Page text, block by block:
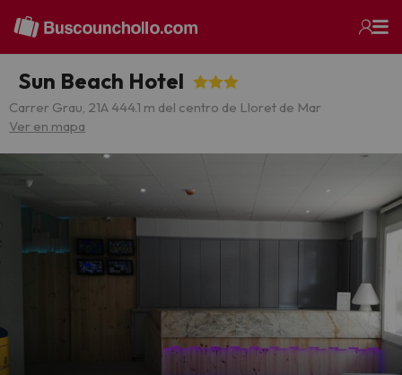
Sun Beach Hotel
Carrer Grau, 21A 444.1 m del centro de Lloret de Mar
Ver en mapa